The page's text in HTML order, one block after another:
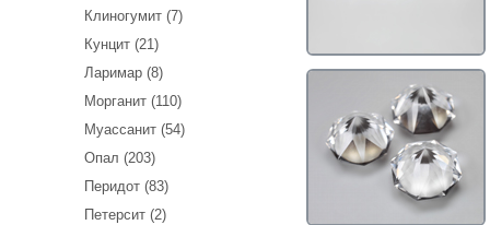
Клиногумит (7)
Кунцит (21)
Ларимар (8)
Морганит (110)
Муассанит (54)
Опал (203)
Перидот (83)
Петерсит (2)